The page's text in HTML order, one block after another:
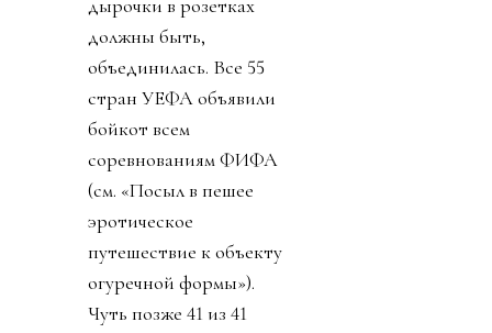
беспредельщицкой
(ведь тираны, жулики и
диктаторы так похожи
друг на друга). Причины
такого, вот уж правда,
лизоблюдства начали
стороны федераций
зазвучало слово
«бойкот».